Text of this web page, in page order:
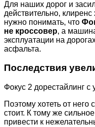
Для наших дорог и
действительно,
нужно понимать, что
не кроссовер, а
эксплуатации на
асфальта.
Последствия
Фокус 2 дорестайлинг
Поэтому хотеть от
стоит. К тому же
привести к